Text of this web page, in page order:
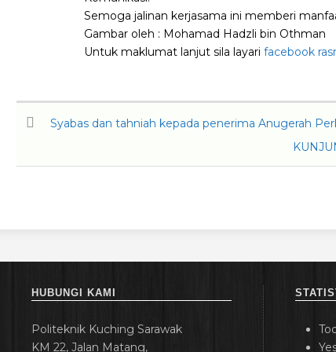
Semoga jalinan kerjasama ini memberi
Gambar oleh : Mohamad Hadzli bin Othman
Untuk maklumat lanjut sila layari facebook
Syabas dan tahniah kepada penerima Anugerah
HUBUNGI KAMI
Politeknik Kuching Sarawak
KM 22, Jalan Matang,